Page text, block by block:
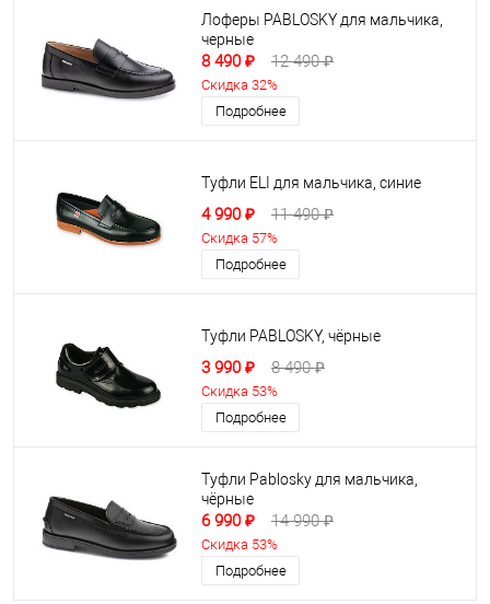
Лоферы PABLOSKY для мальчика,
черные
8 490 ₽ 12 490 ₽
Скидка 32%
Подробнее
Туфли ELI для мальчика, синие
4 990 ₽ 11 490 ₽
Скидка 57%
Подробнее
Туфли PABLOSKY, чёрные
3 990 ₽ 8 490 ₽
Скидка 53%
Подробнее
Туфли Pablosky для мальчика,
чёрные
6 990 ₽ 14 990 ₽
Скидка 53%
Подробнее